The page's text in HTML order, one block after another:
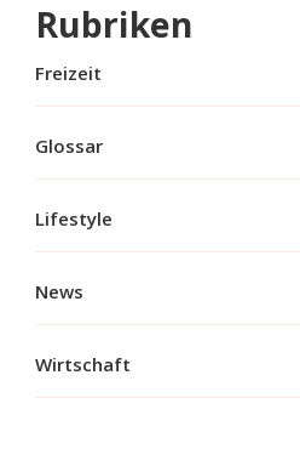
Rubriken
Freizeit
Glossar
Lifestyle
News
Wirtschaft